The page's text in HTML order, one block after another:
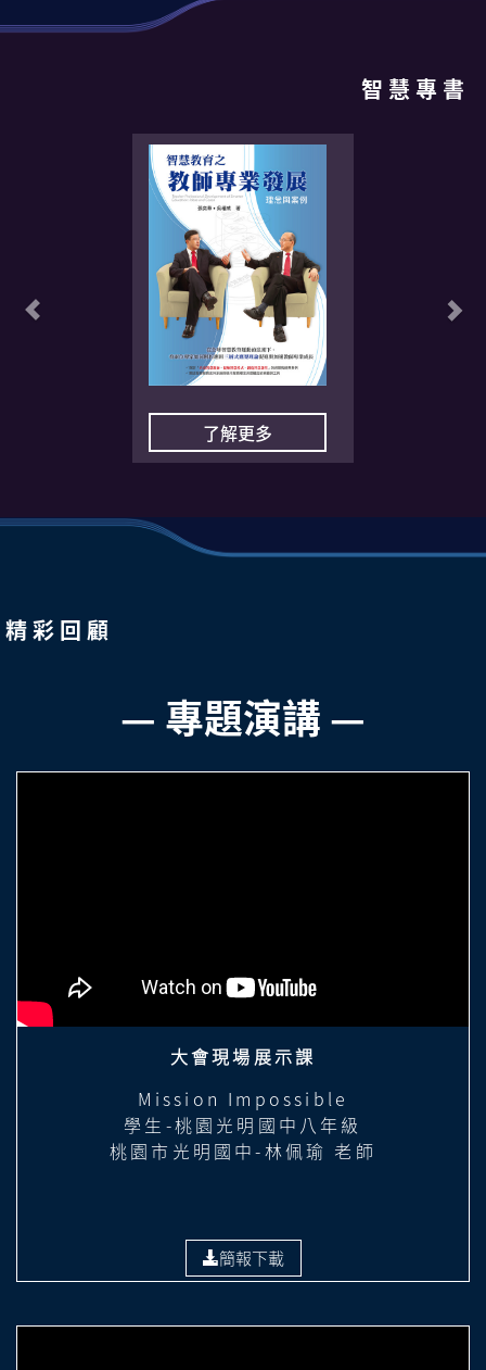
智 慧 專 書
了解更多
精 彩 回 顧
— 專題演講 —
大會現場展示課
Mission Impossible
學生-桃園光明國中八年級
桃園市光明國中-林佩瑜 老師
簡報下載